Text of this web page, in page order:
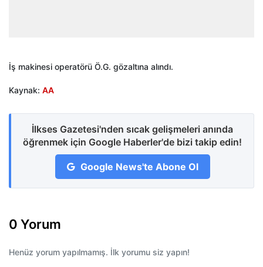
İş makinesi operatörü Ö.G. gözaltına alındı.
Kaynak: AA
İlkses Gazetesi'nden sıcak gelişmeleri anında
öğrenmek için Google Haberler'de bizi takip edin!
Google News'te Abone Ol
0 Yorum
Henüz yorum yapılmamış. İlk yorumu siz yapın!